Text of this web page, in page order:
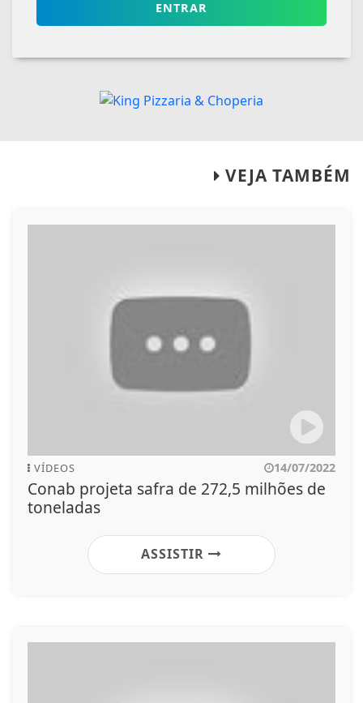
ENTRAR
VEJA TAMBÉM
VÍDEOS 14/07/2022
Conab projeta safra de 272,5 milhões de
toneladas
ASSISTIR